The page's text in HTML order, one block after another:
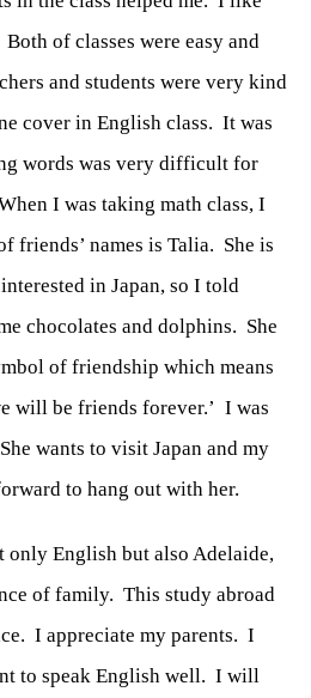
Both of classes were easy and
and students were very kind
cover in English class. It was
words was very difficult for
I was taking math class, I
friends’ names is Talia. She is
in Japan, so I told
chocolates and dolphins. She
of friendship which means
will be friends forever.’ I was
She wants to visit Japan and my
to hang out with her.
only English but also Adelaide,
of family. This study abroad
I appreciate my parents. I
to speak English well. I will